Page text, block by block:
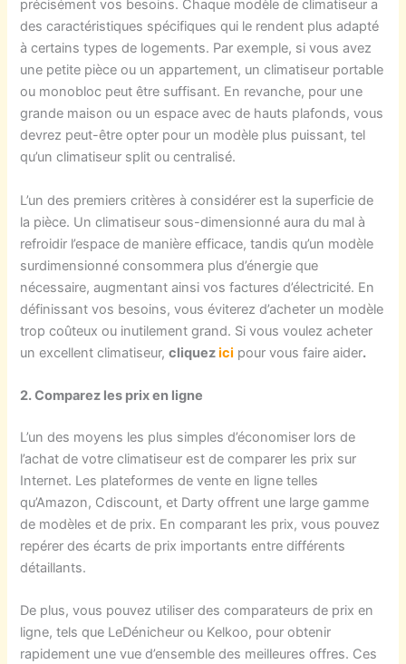
précisément vos besoins. Chaque modèle de climatiseur a
des caractéristiques spécifiques qui le rendent plus adapté
à certains types de logements. Par exemple, si vous avez
une petite pièce ou un appartement, un climatiseur portable
ou monobloc peut être suffisant. En revanche, pour une
grande maison ou un espace avec de hauts plafonds, vous
devrez peut-être opter pour un modèle plus puissant, tel
qu’un climatiseur split ou centralisé.
L’un des premiers critères à considérer est la superficie de
la pièce. Un climatiseur sous-dimensionné aura du mal à
refroidir l’espace de manière efficace, tandis qu’un modèle
surdimensionné consommera plus d’énergie que
nécessaire, augmentant ainsi vos factures d’électricité. En
définissant vos besoins, vous éviterez d’acheter un modèle
trop coûteux ou inutilement grand. Si vous voulez acheter
un excellent climatiseur,cliquezici pour vous faire aider.
2. Comparez les prix en ligne
L’un des moyens les plus simples d’économiser lors de
l’achat de votre climatiseur est de comparer les prix sur
Internet. Les plateformes de vente en ligne telles
qu’Amazon, Cdiscount, et Darty offrent une large gamme
de modèles et de prix. En comparant les prix, vous pouvez
repérer des écarts de prix importants entre différents
détaillants.
De plus, vous pouvez utiliser des comparateurs de prix en
ligne, tels que LeDénicheur ou Kelkoo, pour obtenir
rapidement une vue d’ensemble des meilleures offres. Ces